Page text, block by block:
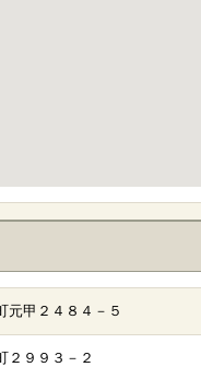
元甲２４８４－５
２９９３－２